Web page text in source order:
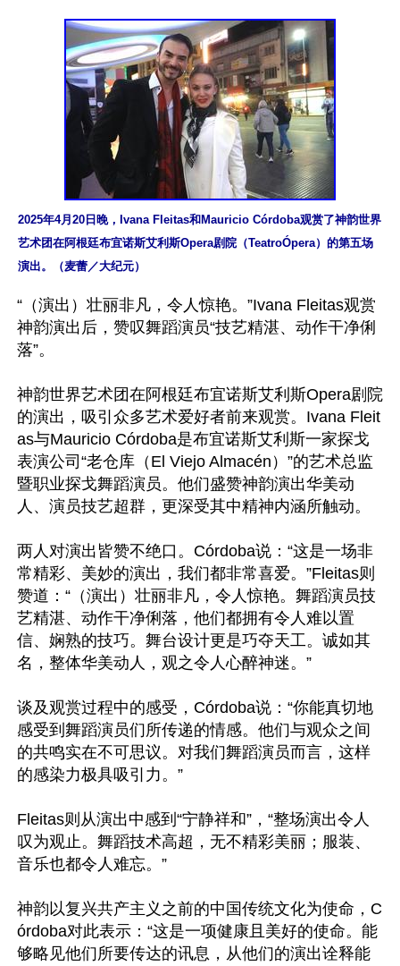
2025年4月20日晚，Ivana Fleitas和Mauricio Córdoba观赏了神韵世界
艺术团在阿根廷布宜诺斯艾利斯Opera剧院（TeatroÓpera）的第五场
演出。（麦蕾／大纪元）
“（演出）壮丽非凡，令人惊艳。”Ivana Fleitas观赏
神韵演出后，赞叹舞蹈演员“技艺精湛、动作干净俐
落”。
神韵世界艺术团在阿根廷布宜诺斯艾利斯Opera剧院
的演出，吸引众多艺术爱好者前来观赏。Ivana Fleit
as与Mauricio Córdoba是布宜诺斯艾利斯一家探戈
表演公司“老仓库（El Viejo Almacén）”的艺术总监
暨职业探戈舞蹈演员。他们盛赞神韵演出华美动
人、演员技艺超群，更深受其中精神内涵所触动。
两人对演出皆赞不绝口。Córdoba说：“这是一场非
常精彩、美妙的演出，我们都非常喜爱。”Fleitas则
赞道：“（演出）壮丽非凡，令人惊艳。舞蹈演员技
艺精湛、动作干净俐落，他们都拥有令人难以置
信、娴熟的技巧。舞台设计更是巧夺天工。诚如其
名，整体华美动人，观之令人心醉神迷。”
谈及观赏过程中的感受，Córdoba说：“你能真切地
感受到舞蹈演员们所传递的情感。他们与观众之间
的共鸣实在不可思议。对我们舞蹈演员而言，这样
的感染力极具吸引力。”
Fleitas则从演出中感到“宁静祥和”，“整场演出令人
叹为观止。舞蹈技术高超，无不精彩美丽；服装、
音乐也都令人难忘。”
神韵以复兴共产主义之前的中国传统文化为使命，C
órdoba对此表示：“这是一项健康且美好的使命。能
够略见他们所要传达的讯息，从他们的演出诠释能